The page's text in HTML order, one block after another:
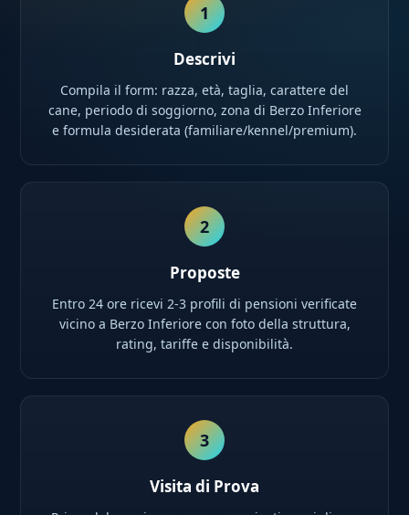
1
Descrivi
Compila il form: razza, età, taglia, carattere del
cane, periodo di soggiorno, zona di Berzo Inferiore
e formula desiderata (familiare/kennel/premium).
2
Proposte
Entro 24 ore ricevi 2-3 profili di pensioni verificate
vicino a Berzo Inferiore con foto della struttura,
rating, tariffe e disponibilità.
3
Visita di Prova